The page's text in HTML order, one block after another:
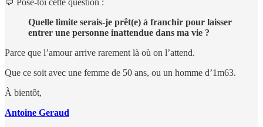
💬 Pose-toi cette question :
Quelle limite serais-je prêt(e) à franchir pour laisser
entrer une personne inattendue dans ma vie ?
Parce que l’amour arrive rarement là où on l’attend.
Que ce soit avec une femme de 50 ans, ou un homme d’1m63.
À bientôt,
Antoine Geraud